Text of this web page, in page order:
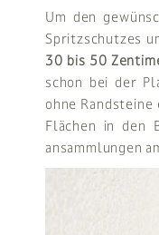
Um den
Spritzschutzes
30 bis 50
schon bei der
ohne
Flächen in den
ansammlungen